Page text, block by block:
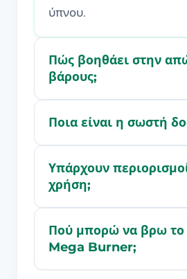
ύπνου.
Πώς βοηθάει στην
βάρους;
Ποια είναι η σωστή
Υπάρχουν
χρήση;
Πού μπορώ να βρω
Mega Burner;